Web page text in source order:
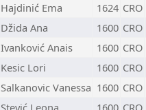
Hajdinić Ema 1624 CRO
Džida Ana 1600 CRO
Ivanković Anais 1600 CRO
Kesic Lori 1600 CRO
Salkanovic Vanessa 1600 CRO
Stević Leona 1600 CRO